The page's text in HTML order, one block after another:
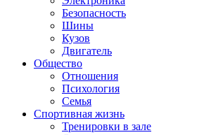
Безопасность
Шины
Кузов
Двигатель
Общество
Отношения
Психология
Семья
Спортивная жизнь
Тренировки в зале